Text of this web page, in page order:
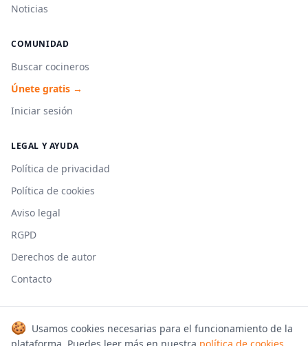
Noticias
COMUNIDAD
Buscar cocineros
Únete gratis →
Iniciar sesión
LEGAL Y AYUDA
Política de privacidad
Política de cookies
Aviso legal
RGPD
Derechos de autor
Contacto
© 2026 Cookmonkeys. Todos los derechos reservados.
🍪 Usamos cookies necesarias para el funcionamiento de la